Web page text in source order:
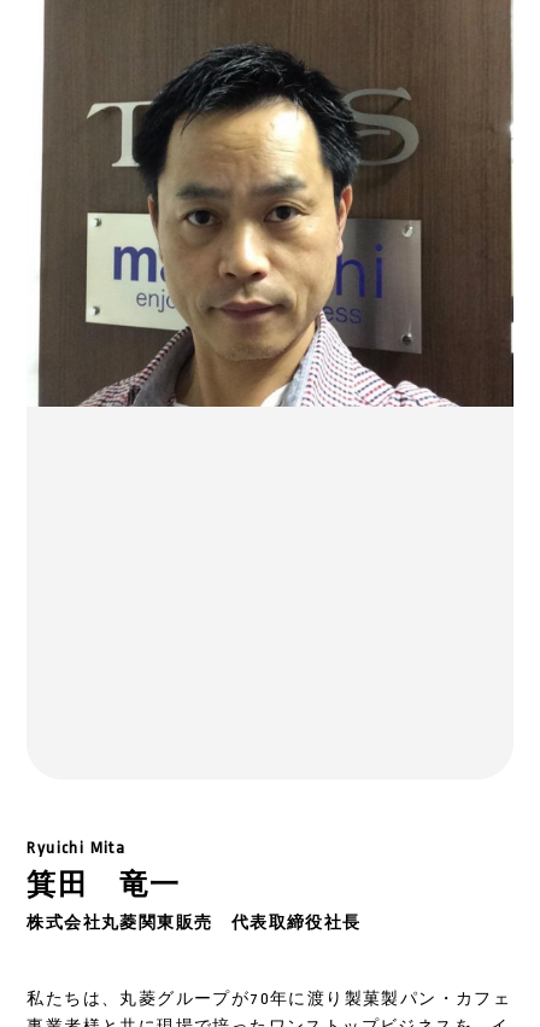
Ryuichi Mita
箕田 竜一
株式会社丸菱関東販売 代表取締役社長
私たちは、丸菱グループが70年に渡り製菓製パン・カフェ